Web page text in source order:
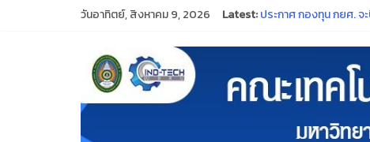
วันอาทิตย์, สิงหาคม 9, 2026 Latest:ประกาศ กองทุน กยศ. จ
ขอแสดงความยินดีแก่ค